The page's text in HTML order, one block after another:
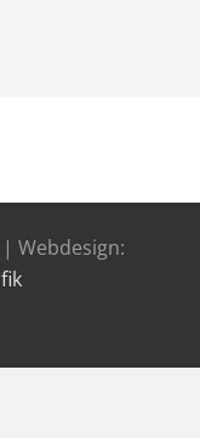
Webdesign: